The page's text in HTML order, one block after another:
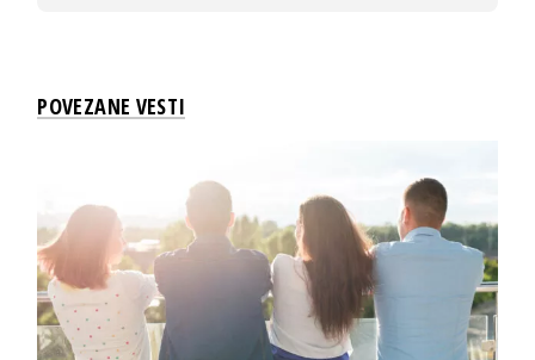
POVEZANE VESTI